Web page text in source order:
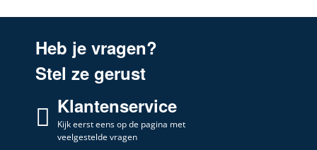
Heb je vragen?
Stel ze gerust
Klantenservice
Kijk eerst eens op de pagina met
veelgestelde vragen